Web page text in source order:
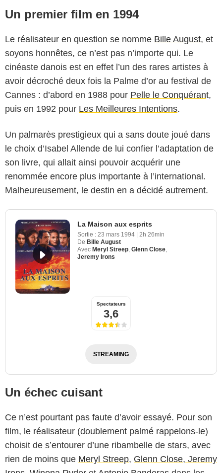
Un premier film en 1994
Le réalisateur en question se nomme Bille August, et
soyons honnêtes, ce n’est pas n’importe qui. Le
cinéaste danois est en effet l’un des rares artistes à
avoir décroché deux fois la Palme d’or au festival de
Cannes : d’abord en 1988 pour Pelle le Conquérant,
puis en 1992 pour Les Meilleures Intentions.
Un palmarès prestigieux qui a sans doute joué dans
le choix d’Isabel Allende de lui confier l’adaptation de
son livre, qui allait ainsi pouvoir acquérir une
renommée encore plus importante à l’international.
Malheureusement, le destin en a décidé autrement.
La Maison aux esprits
Sortie : 23 mars 1994 | 2h 26min
De Bille August
Avec Meryl Streep Glenn Close
Jeremy Irons
Spectateurs
3,6
STREAMING
Un échec cuisant
Ce n’est pourtant pas faute d’avoir essayé. Pour son
film, le réalisateur (doublement palmé rappelons-le)
choisit de s’entourer d’une ribambelle de stars, avec
rien de moins que Meryl Streep, Glenn Close, Jeremy